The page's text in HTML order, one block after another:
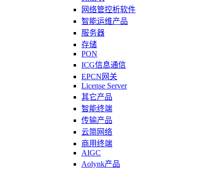
网络管控析软件
智能运维产品
服务器
存储
PON
ICG信息通信
EPCN网关
License Server
其它产品
智能终端
传输产品
云简网络
商用终端
AIGC
Aolynk产品